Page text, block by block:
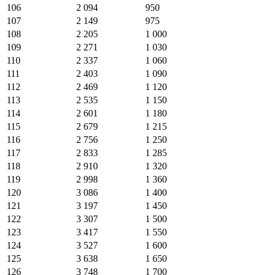
106
2 094
950
107
2 149
975
108
2 205
1 000
109
2 271
1 030
110
2 337
1 060
111
2 403
1 090
112
2 469
1 120
113
2 535
1 150
114
2 601
1 180
115
2 679
1 215
116
2 756
1 250
117
2 833
1 285
118
2 910
1 320
119
2 998
1 360
120
3 086
1 400
121
3 197
1 450
122
3 307
1 500
123
3 417
1 550
124
3 527
1 600
125
3 638
1 650
126
3 748 1 700